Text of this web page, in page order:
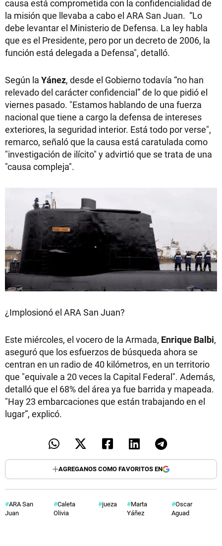
causa está comprometida con la confidencialidad de
la misión que llevaba a cabo el ARA San Juan. “Lo
debe levantar el Ministerio de Defensa. La ley habla
que es el Presidente, pero por un decreto de 2006, la
función está delegada a Defensa", detalló.
Según la Yánez, desde el Gobierno todavía “no han
relevado del carácter confidencial” de lo que pidió el
viernes pasado. "Estamos hablando de una fuerza
nacional que tiene a cargo la defensa de intereses
exteriores, la seguridad interior. Está todo por verse",
remarco, señaló que la causa está caratulada como
"investigación de ilícito" y advirtió que se trata de una
"causa compleja".
¿Implosionó el ARA San Juan?
Este miércoles, el vocero de la Armada, Enrique Balbi,
aseguró que los esfuerzos de búsqueda ahora se
centran en un radio de 40 kilómetros, en un territorio
que "equivale a 20 veces la Capital Federal". Además,
detalló que el 68% del área ya fue barrida y mapeada.
"Hay 23 embarcaciones que están trabajando en el
lugar”, explicó.
AGREGANOS COMO FAVORITOS EN
ARA San
Juan
Caleta
Olivia
jueza
Marta
Yáñez
Oscar
Aguad